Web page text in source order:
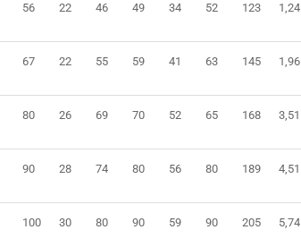
56 22 46 49 34 52 123 1,24
67 22 55 59 41 63 145 1,96
80 26 69 70 52 65 168 3,51
90 28 74 80 56 80 189 4,51
100 30 80 90 59 90 205 5,74